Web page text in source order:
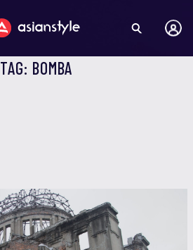
TAG: BOMBA